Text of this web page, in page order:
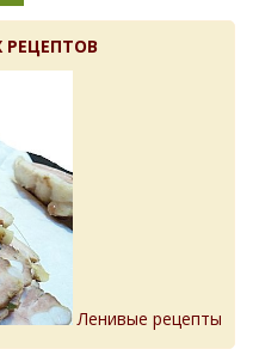
РЕЦЕПТОВ
Ленивые рецепты